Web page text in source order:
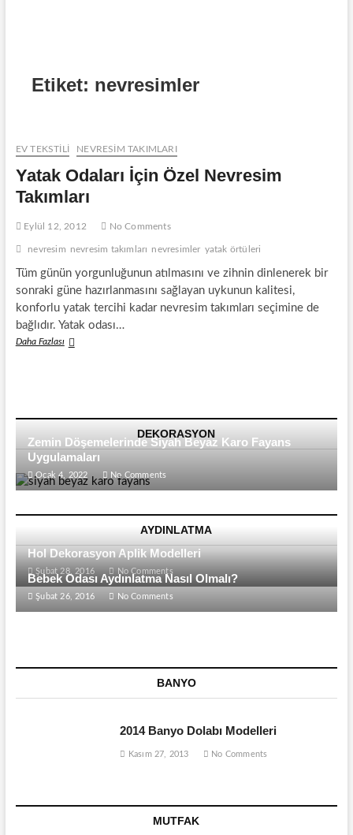
Etiket: nevresimler
EV TEKSTİLİ NEVRESIM TAKIMLARI
Yatak Odaları İçin Özel Nevresim
Takımları
Eylül 12, 2012 No Comments
nevresim nevresim takımları nevresimler yatak örtüleri
Tüm günün yorgunluğunun atılmasını ve zihnin dinlenerek bir
sonraki güne hazırlanmasını sağlayan uykunun kalitesi,
konforlu yatak tercihi kadar nevresim takımları seçimine de
bağlıdır. Yatak odası…
Daha FazlasıYatak
DEKORASYON
Zemin Döşemelerinde Siyah Beyaz Karo Fayans
Uygulamaları
Ocak 4, 2022 No Comments
AYDINLATMA
Hol Dekorasyon Aplik Modelleri
Şubat 28, 2016 No Comments
Bebek Odası Aydınlatma Nasıl Olmalı?
Şubat 26, 2016 No Comments
BANYO
2014 Banyo Dolabı Modelleri
Kasım 27, 2013 No Comments
MUTFAK